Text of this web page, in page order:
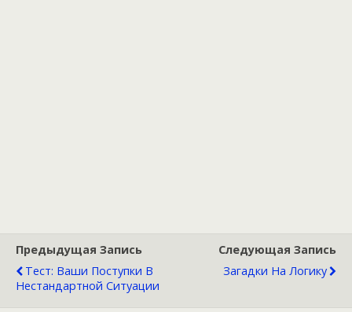
Предыдущая Запись
Тест: Ваши Поступки В
Нестандартной Ситуации
Следующая Запись
Загадки На Логику